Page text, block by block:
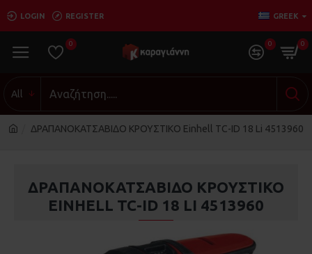
LOGIN REGISTER GREEK
0 0 0
All
ΔΡΑΠΑΝΟΚΑΤΣΑΒΙΔΟ ΚΡΟΥΣΤΙΚΟ Einhell TC-ID 18 Li 4513960
ΔΡΑΠΑΝΟΚΑΤΣΑΒΙΔΟ ΚΡΟΥΣΤΙΚΟ
EINHELL TC-ID 18 LI 4513960